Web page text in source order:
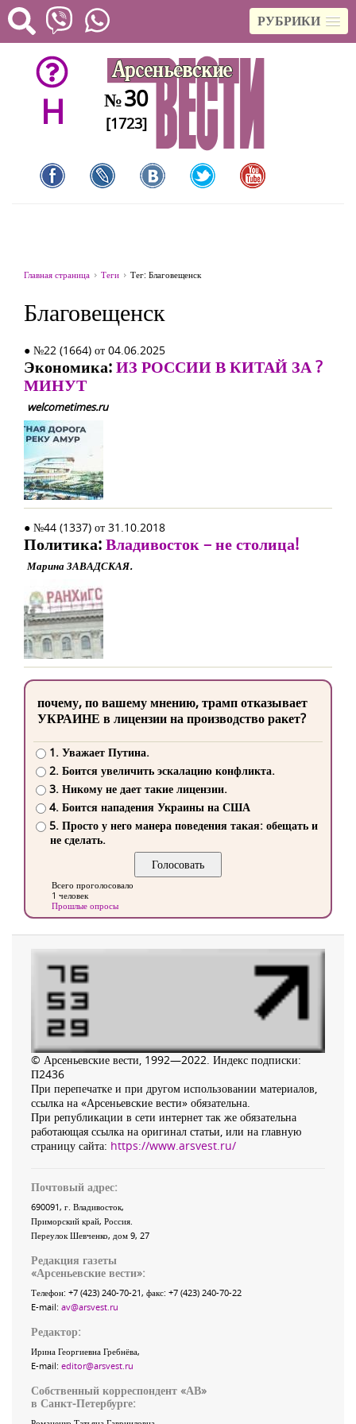
РУБРИКИ
H №30
[1723]
Главная страница Теги Тег: Благовещенск
Благовещенск
● №22 (1664) от 04.06.2025
Экономика:ИЗ РОССИИ В КИТАЙ ЗА ?
МИНУТ
welcometimes.ru
● №44 (1337) от 31.10.2018
Политика:Владивосток – не столица!
Марина ЗАВАДСКАЯ.
почему, по вашему мнению, трамп отказывает
УКРАИНЕ в лицензии на производство ракет?
1. Уважает Путина.
2. Боится увеличить эскалацию конфликта.
3. Никому не дает такие лицензии.
4. Боится нападения Украины на США
5. Просто у него манера поведения такая: обещать и
не сделать.
Всего проголосовало
1 человек
Прошлые опросы
© Арсеньевские вести, 1992—2022. Индекс подписки:
П2436
При перепечатке и при другом использовании материалов,
ссылка на «Арсеньевские вести» обязательна.
При републикации в сети интернет так же обязательна
работающая ссылка на оригинал статьи, или на главную
страницу сайта: https://www.arsvest.ru/
Почтовый адрес:
690091, г. Владивосток,
Приморский край, Россия
Переулок Шевченко, дом 9, 27
Редакция газеты
«Арсеньевские вести»:
Телефон: +7 (423) 240-70-21, факс: +7 (423) 240-70-22
E-mail: av@arsvest.ru
Редактор:
Ирина Георгиевна Гребнёва,
E-mail: editor@arsvest.ru
Собственный корреспондент «АВ»
в Санкт-Петербурге: